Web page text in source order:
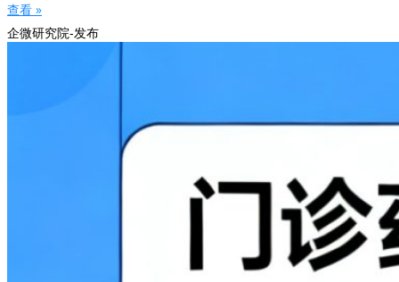
查看 »
企微研究院-发布